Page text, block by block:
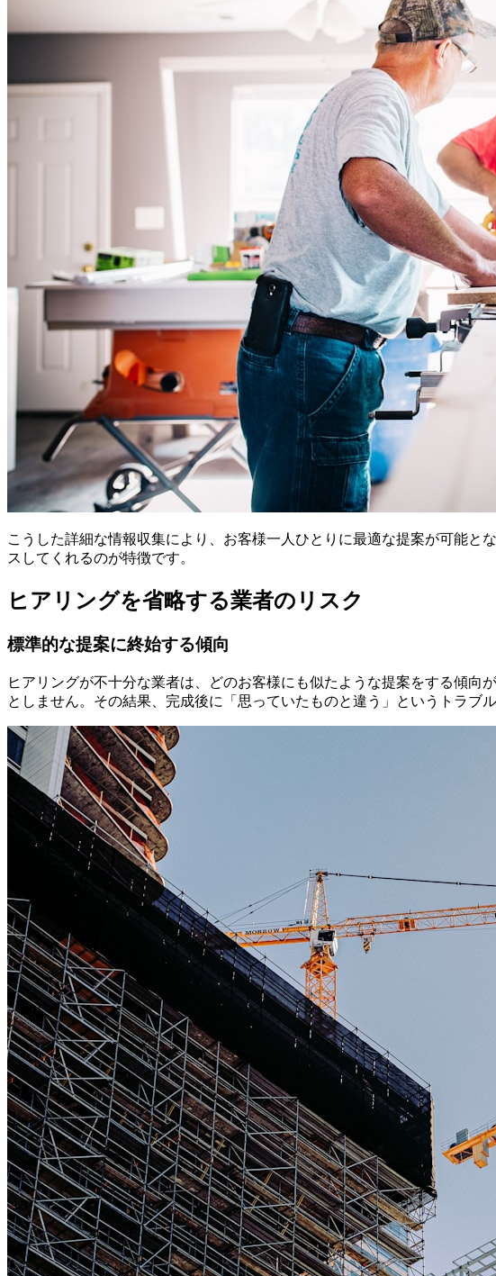
こうした詳細な情報収集により、お客様一人ひとりに最適な提案が可能
スしてくれるのが特徴です。
ヒアリングを省略する業者のリスク
標準的な提案に終始する傾向
ヒアリングが不十分な業者は、どのお客様にも似たような提案をする傾
としません。その結果、完成後に「思っていたものと違う」というトラブ